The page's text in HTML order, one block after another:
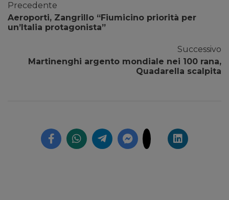
Precedente
Aeroporti, Zangrillo “Fiumicino priorità per
un’Italia protagonista”
Successivo
Martinenghi argento mondiale nei 100 rana,
Quadarella scalpita